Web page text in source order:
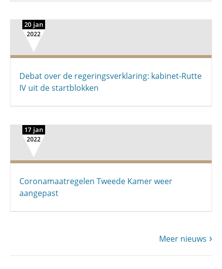
20 jan
2022
Debat over de regeringsverklaring: kabinet-Rutte
IV uit de startblokken
17 jan
2022
Coronamaatregelen Tweede Kamer weer
aangepast
Meer nieuws